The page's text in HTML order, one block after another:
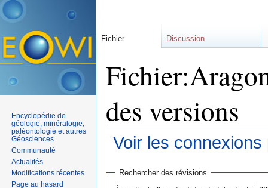
des versions
Voir les
Rechercher des révisions
Fichier Discussion
Encyclopédie de
géologie, minéralogie,
paléontologie et autres
Géosciences
Communauté
Actualités
Modifications récentes
Page au hasard